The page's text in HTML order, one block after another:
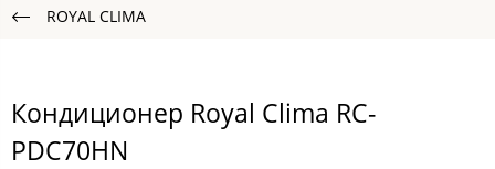
ROYAL CLIMA
Кондиционер Royal Clima RC-
PDC70HN